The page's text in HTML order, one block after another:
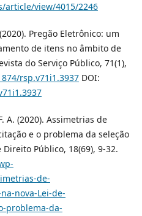
view/4015/2246
Pregão Eletrônico: um
de itens no âmbito de
do Serviço Público, 71(1),
rsp.v71i1.3937DOI:
A. (2020). Assimetrias de
e o problema da seleção
Público, 18(69), 9-32.
de-
na-nova-Lei-de-
problema-da-